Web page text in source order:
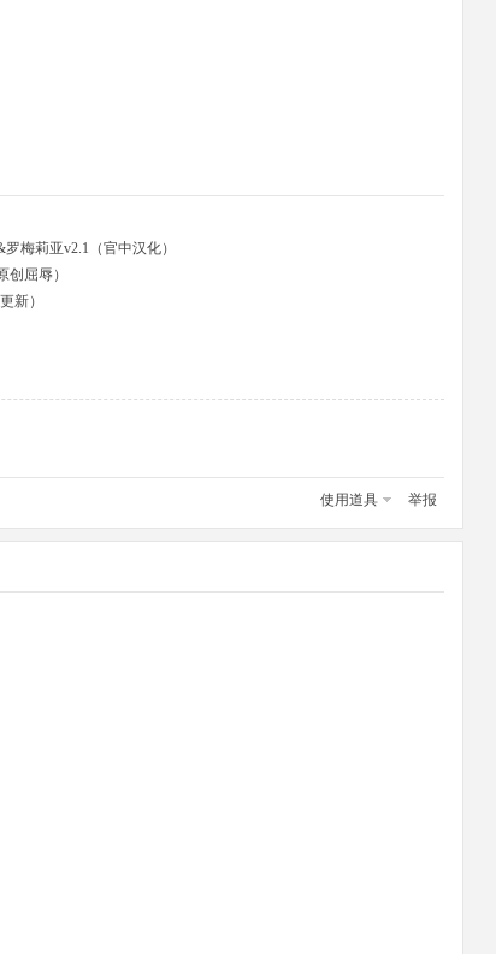
梅莉亚v2.1（官中汉化）
屈辱）
新）
使用道具 举报